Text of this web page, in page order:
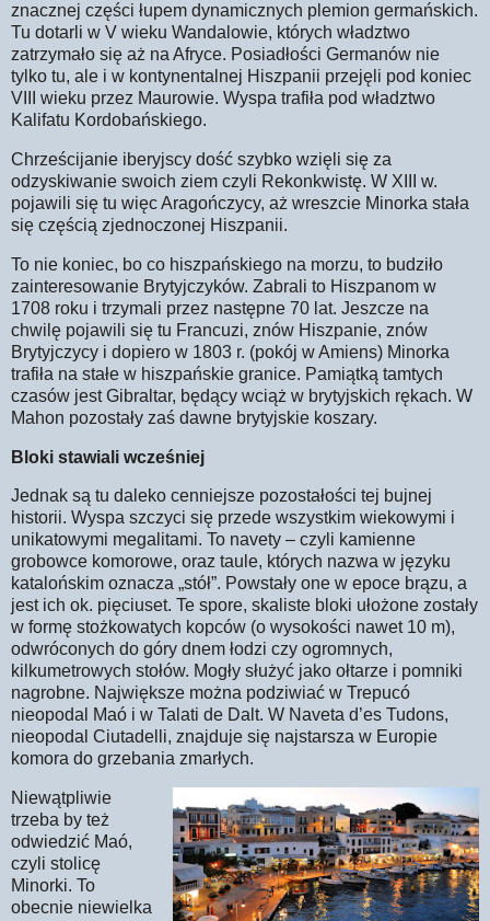
znacznej części łupem dynamicznych plemion germańskich.
Tu dotarli w V wieku Wandalowie, których władztwo
zatrzymało się aż na Afryce. Posiadłości Germanów nie
tylko tu, ale i w kontynentalnej Hiszpanii przejęli pod koniec
VIII wieku przez Maurowie. Wyspa trafiła pod władztwo
Kalifatu Kordobańskiego.
Chrześcijanie iberyjscy dość szybko wzięli się za
odzyskiwanie swoich ziem czyli Rekonkwistę. W XIII w.
pojawili się tu więc Aragończycy, aż wreszcie Minorka stała
się częścią zjednoczonej Hiszpanii.
To nie koniec, bo co hiszpańskiego na morzu, to budziło
zainteresowanie Brytyjczyków. Zabrali to Hiszpanom w
1708 roku i trzymali przez następne 70 lat. Jeszcze na
chwilę pojawili się tu Francuzi, znów Hiszpanie, znów
Brytyjczycy i dopiero w 1803 r. (pokój w Amiens) Minorka
trafiła na stałe w hiszpańskie granice. Pamiątką tamtych
czasów jest Gibraltar, będący wciąż w brytyjskich rękach. W
Mahon pozostały zaś dawne brytyjskie koszary.
Bloki stawiali wcześniej
Jednak są tu daleko cenniejsze pozostałości tej bujnej
historii. Wyspa szczyci się przede wszystkim wiekowymi i
unikatowymi megalitami. To navety – czyli kamienne
grobowce komorowe, oraz taule, których nazwa w języku
katalońskim oznacza „stół”. Powstały one w epoce brązu, a
jest ich ok. pięciuset. Te spore, skaliste bloki ułożone zostały
w formę stożkowatych kopców (o wysokości nawet 10 m),
odwróconych do góry dnem łodzi czy ogromnych,
kilkumetrowych stołów. Mogły służyć jako ołtarze i pomniki
nagrobne. Największe można podziwiać w Trepucó
nieopodal Maó i w Talati de Dalt. W Naveta d’es Tudons,
nieopodal Ciutadelli, znajduje się najstarsza w Europie
komora do grzebania zmarłych.
Niewątpliwie
trzeba by też
odwiedzić Maó,
czyli stolicę
Minorki. To
obecnie niewielka